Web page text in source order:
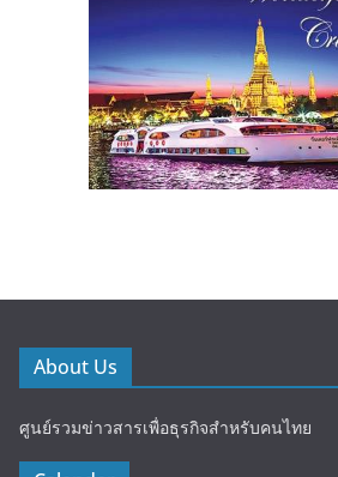
About Us
ศูนย์รวมข่าวสารเพื่อธุรกิจสำหรับคนไทย